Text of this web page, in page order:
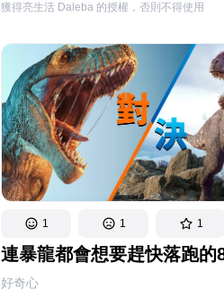
獲得亮生活 Daleba 的授權，否則不得使用
1 1 1
連暴龍都會想要趕快落跑的
好奇心